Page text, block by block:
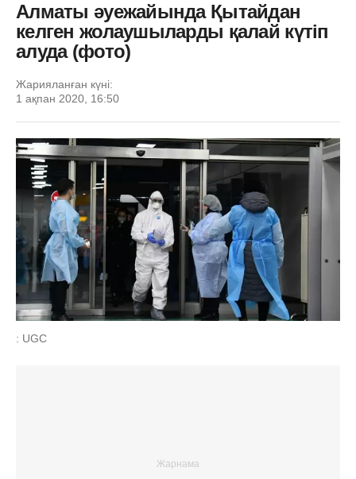
Алматы әуежайында Қытайдан
келген жолаушыларды қалай күтіп
алуда (фото)
Жарияланған күні:
1 ақпан 2020, 16:50
: UGC